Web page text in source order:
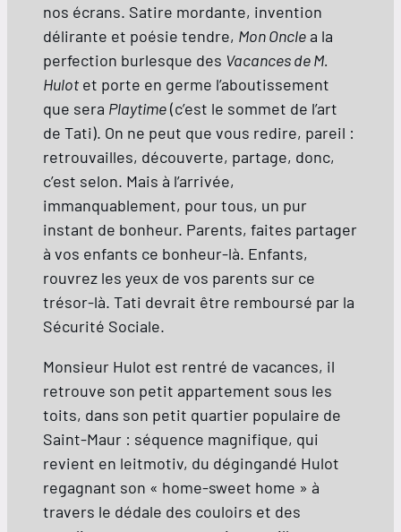
nos écrans. Satire mordante, invention
délirante et poésie tendre, Mon Oncle a la
perfection burlesque des Vacances de M.
Hulot et porte en germe l’aboutissement
que sera Playtime(c’est le sommet de l’art
de Tati). On ne peut que vous redire, pareil :
retrouvailles, découverte, partage, donc,
c’est selon. Mais à l’arrivée,
immanquablement, pour tous, un pur
instant de bonheur. Parents, faites partager
à vos enfants ce bonheur-là. Enfants,
rouvrez les yeux de vos parents sur ce
trésor-là. Tati devrait être remboursé par la
Sécurité Sociale.
Monsieur Hulot est rentré de vacances, il
retrouve son petit appartement sous les
toits, dans son petit quartier populaire de
Saint-Maur : séquence magnifique, qui
revient en leitmotiv, du dégingandé Hulot
regagnant son « home-sweet home » à
travers le dédale des couloirs et des